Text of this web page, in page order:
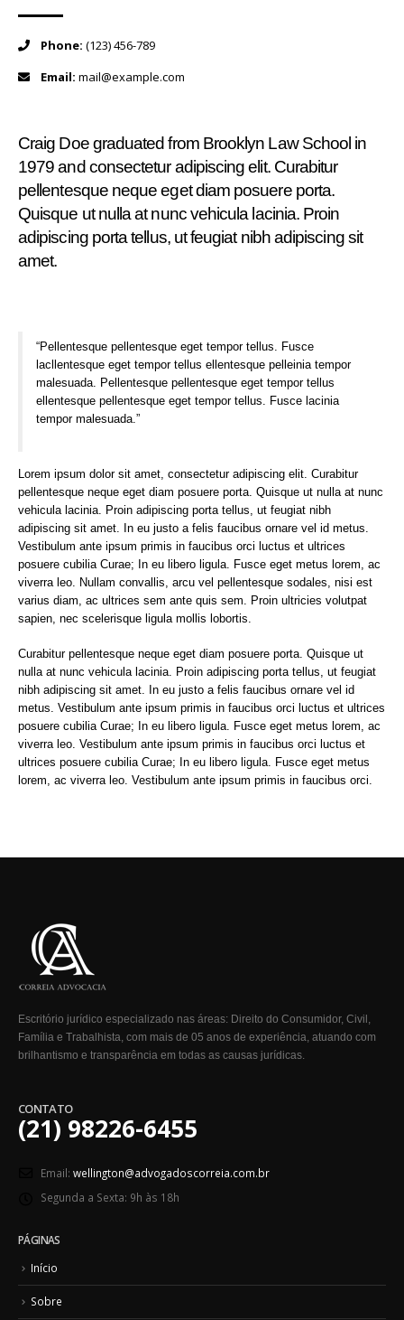
Phone: (123) 456-789
Email: mail@example.com
Craig Doe graduated from Brooklyn Law School in
1979 and consectetur adipiscing elit. Curabitur
pellentesque neque eget diam posuere porta.
Quisque ut nulla at nuncvehicula lacinia. Proin
adipiscing porta tellus, ut feugiat nibh adipiscing sit
amet.
“Pellentesque pellentesque eget tempor tellus. Fusce
lacllentesque eget tempor tellus ellentesque pelleinia tempor
malesuada. Pellentesque pellentesque eget tempor tellus
ellentesque pellentesque eget tempor tellus. Fusce lacinia
tempor malesuada.”
Lorem ipsum dolor sit amet, consectetur adipiscing elit. Curabitur
pellentesque neque eget diam posuere porta. Quisque ut nulla at nunc
vehicula lacinia. Proin adipiscing porta tellus, ut feugiat nibh
adipiscing sit amet. In eu justo a felis faucibus ornare vel id metus.
Vestibulum ante ipsum primis in faucibus orci luctus et ultrices
posuere cubilia Curae; In eu libero ligula. Fusce eget metus lorem, ac
viverra leo. Nullam convallis, arcu vel pellentesque sodales, nisi est
varius diam, ac ultrices sem ante quis sem. Proin ultricies volutpat
sapien, nec scelerisque ligula mollis lobortis.
Curabitur pellentesque neque eget diam posuere porta. Quisque ut
nulla at nunc vehicula lacinia. Proin adipiscing porta tellus, ut feugiat
nibh adipiscing sit amet. In eu justo a felis faucibus ornare vel id
metus. Vestibulum ante ipsum primis in faucibus orci luctus et ultrices
posuere cubilia Curae; In eu libero ligula. Fusce eget metus lorem, ac
viverra leo. Vestibulum ante ipsum primis in faucibus orci luctus et
ultrices posuere cubilia Curae; In eu libero ligula. Fusce eget metus
lorem, ac viverra leo. Vestibulum ante ipsum primis in faucibus orci.
Escritório jurídico especializado nas áreas: Direito do Consumidor, Civil,
Família e Trabalhista, com mais de 05 anos de experiência, atuando com
brilhantismo e transparência em todas as causas jurídicas.
CONTATO
(21) 98226-6455
Email: wellington@advogadoscorreia.com.br
Segunda a Sexta: 9h às 18h
PÁGINAS
Início
Sobre